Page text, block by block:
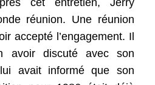
réunion. Une réunion
accepté l’engagement. Il
avoir discuté avec son
avait informé que son